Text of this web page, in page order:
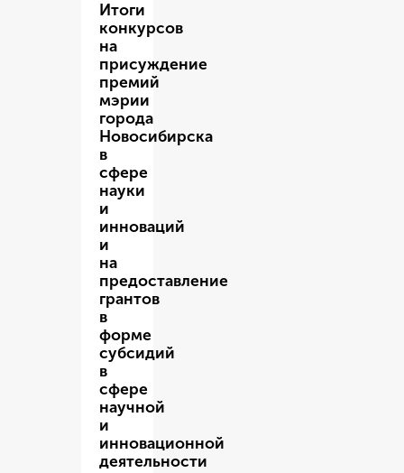
Итоги
конкурсов
на
присуждение
премий
мэрии
города
Новосибирска
в
сфере
науки
и
инноваций
и
на
предоставление
грантов
в
форме
субсидий
в
сфере
научной
и
инновационной
деятельности